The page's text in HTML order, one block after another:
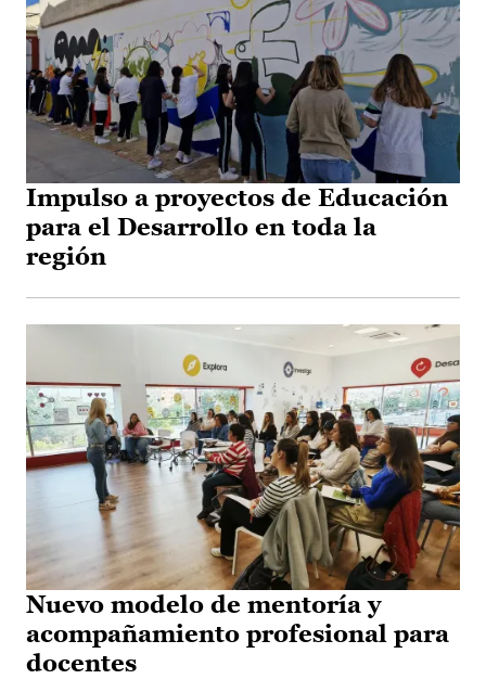
Impulso a proyectos de Educación
para el Desarrollo en toda la
región
Nuevo modelo de mentoría y
acompañamiento profesional para
docentes